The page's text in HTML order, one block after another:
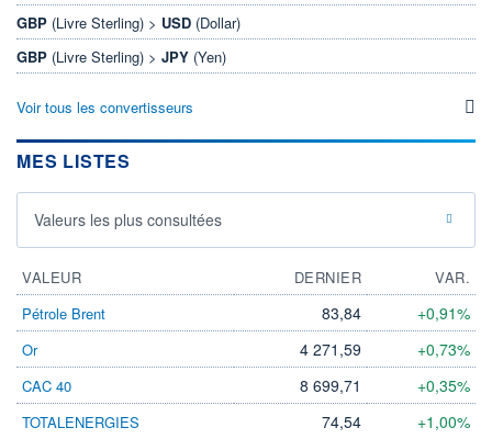
GBP (Livre Sterling) > USD (Dollar)
GBP (Livre Sterling) > JPY (Yen)
Voir tous les convertisseurs
MES LISTES
Valeurs les plus consultées
VALEUR DERNIER
VAR.
Pétrole Brent
83,84 +0,91%
Or 4 271,59 +0,73%
CAC 40 8 699,71 +0,35%
TOTALENERGIES 74,54 +1,00%